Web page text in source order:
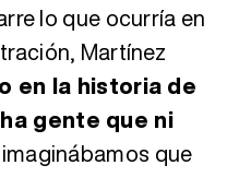
lo que ocurría en
Martínez
en la historia de
gente que ni
que